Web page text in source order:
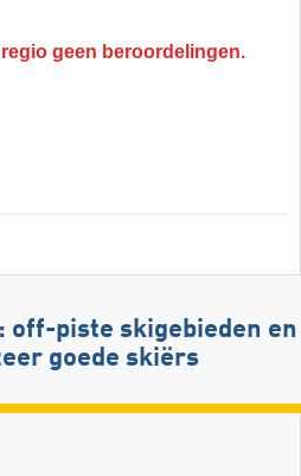
geen beroordelingen.
off-piste skigebieden en
goede skiërs